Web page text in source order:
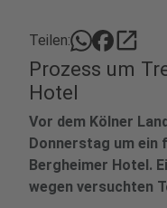
Teilen: open_in_new
Prozess um
Hotel
Vor dem Kölner
Donnerstag um ein
Bergheimer Hotel.
wegen versuchten